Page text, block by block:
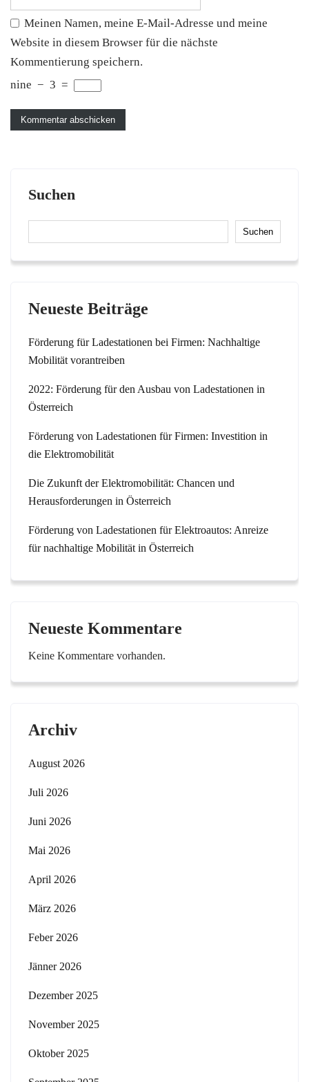
Meinen Namen, meine E-Mail-Adresse und meine
Website in diesem Browser für die nächste
Kommentierung speichern.
nine − 3 =
Suchen
Suchen
Neueste Beiträge
Förderung für Ladestationen bei Firmen: Nachhaltige
Mobilität vorantreiben
2022: Förderung für den Ausbau von Ladestationen in
Österreich
Förderung von Ladestationen für Firmen: Investition in
die Elektromobilität
Die Zukunft der Elektromobilität: Chancen und
Herausforderungen in Österreich
Förderung von Ladestationen für Elektroautos: Anreize
für nachhaltige Mobilität in Österreich
Neueste Kommentare
Keine Kommentare vorhanden.
Archiv
August 2026
Juli 2026
Juni 2026
Mai 2026
April 2026
März 2026
Feber 2026
Jänner 2026
Dezember 2025
November 2025
Oktober 2025